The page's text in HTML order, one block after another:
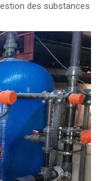
des substances